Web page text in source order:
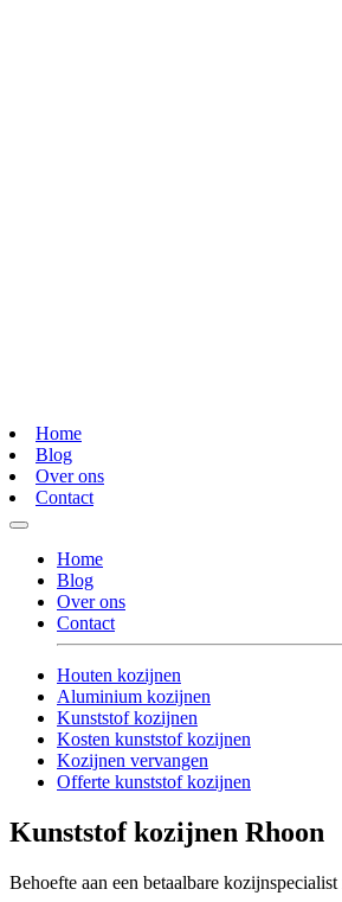
Home
Blog
Over ons
Contact
Home
Blog
Over ons
Contact
Houten kozijnen
Aluminium kozijnen
Kunststof kozijnen
Kosten kunststof kozijnen
Kozijnen vervangen
Offerte kunststof kozijnen
Kunststof kozijnen Rhoon
Behoefte aan een betaalbare